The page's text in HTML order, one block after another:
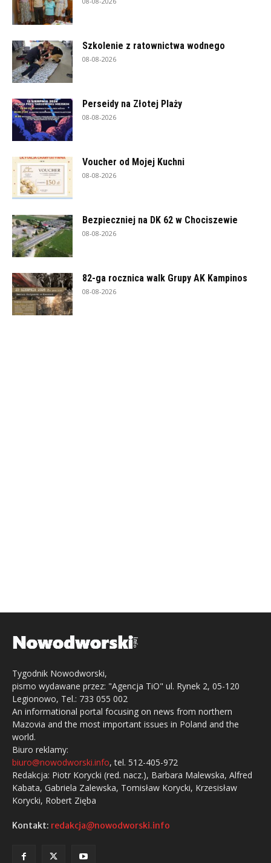
Szkolenie z ratownictwa wodnego
08-08-2026
Perseidy na Złotej Plaży
08-08-2026
Voucher od Mojej Kuchni
08-08-2026
Bezpieczniej na DK 62 w Chociszewie
08-08-2026
82-ga rocznica walk Grupy AK Kampinos
08-08-2026
Tygodnik Nowodworski,
pismo wydawane przez: "Agencja TiO" ul. Rynek 2, 05-120
Legionowo, Tel.: 733 055 002
An informational portal focusing on news from northern
Mazovia and the most important issues in Poland and the
world.
Biuro reklamy:
biuro@nowodworski.info, tel. 512-405-972
Redakcja: Piotr Korycki (red. nacz.), Barbara Malewska, Alfred
Kabata, Gabriela Zalewska, Tomisław Korycki, Krzesisław
Korycki, Robert Zięba
Kontakt: redakcja@nowodworski.info